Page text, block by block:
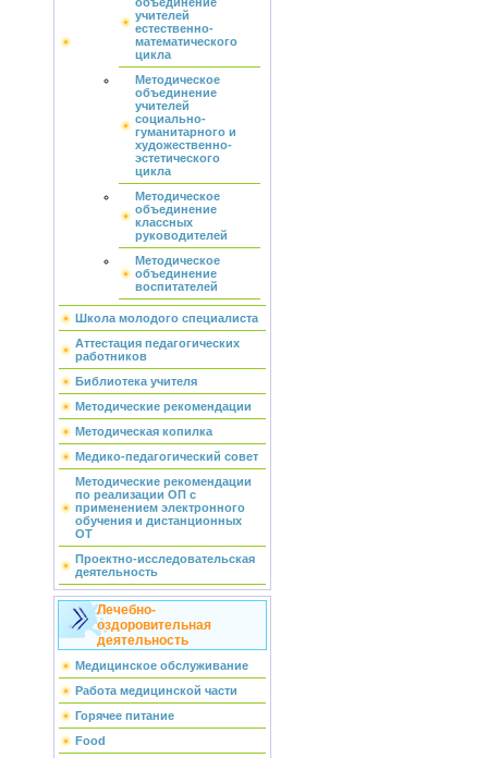
учителей
естественно-
математического
цикла
Методическое
объединение
учителей
социально-
гуманитарного и
художественно-
эстетического
цикла
Методическое
объединение
классных
руководителей
Методическое
объединение
воспитателей
Школа молодого специалиста
Аттестация педагогических
работников
Библиотека учителя
Методические рекомендации
Методическая копилка
Медико-педагогический совет
Методические рекомендации
по реализации ОП с
применением электронного
обучения и дистанционных
ОТ
Проектно-исследовательская
деятельность
Лечебно-
оздоровительная
деятельность
Медицинское обслуживание
Работа медицинской части
Горячее питание
Food